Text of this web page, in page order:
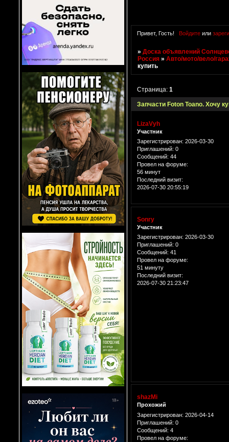
Привет, Гость! Войдитеили
»Доска объявлений
Россия »Авто/мото/вело/
купить
Запчасти Foton Toano. Хочу
Страница:1
LizaVyh
Участник
Зарегистрирован: 2026-03-30
Приглашений: 0
Сообщений: 44
Провел на форуме:
56 минут
Последний визит:
2026-07-30 20:55:19
Sonry
Участник
Зарегистрирован: 2026-03-30
Приглашений: 0
Сообщений: 41
Провел на форуме:
51 минуту
Последний визит:
2026-07-30 21:23:47
shazMi
Прохожий
Зарегистрирован: 2026-04-14
Приглашений: 0
Сообщений: 4
Провел на форуме: